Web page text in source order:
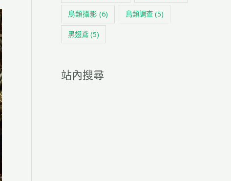
鳥類攝影 (6) 鳥類調查 (5)
黑翅鳶(5)
站內搜尋